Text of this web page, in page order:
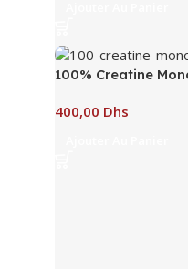
100% Creatine
Dhs